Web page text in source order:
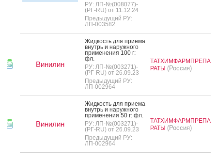
РУ: ЛП-№(008077)-
(РГ-RU) от 11.12.24
Предыдущий РУ:
ЛП-003582
Винилин
Жид­кость для при­ема
внутрь и на­руж­но­го
при­мене­ния 100 г:
фл.
РУ: ЛП-№(003271)-
(РГ-RU) от 26.09.23
Предыдущий РУ:
ЛП-002964
ТАТХИМФАРМПРЕПА
РАТЫ (Россия)
Винилин
Жид­кость для при­ема
внутрь и на­руж­но­го
при­мене­ния 50 г: фл.
РУ: ЛП-№(003271)-
(РГ-RU) от 26.09.23
Предыдущий РУ:
ЛП-002964
ТАТХИМФАРМПРЕПА
РАТЫ (Россия)